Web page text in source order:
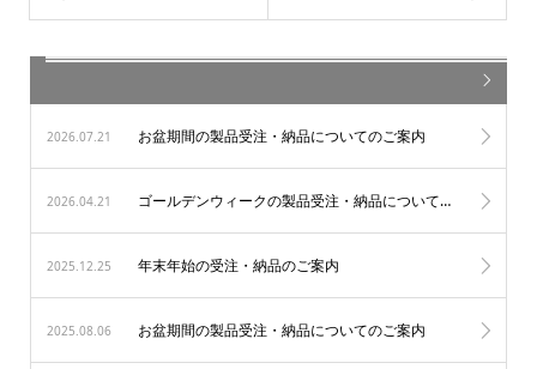
2026.07.21 お盆期間の製品受注・納品についてのご案内
2026.04.21 ゴールデンウィークの製品受注・納品についてのご案内
2025.12.25 年末年始の受注・納品のご案内
2025.08.06 お盆期間の製品受注・納品についてのご案内